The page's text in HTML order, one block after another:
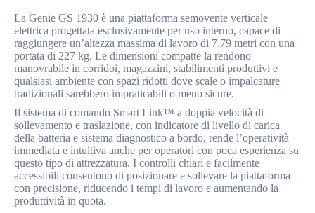
La Genie GS 1930 è una piattaforma semovente verticale
elettrica progettata esclusivamente per uso interno, capace di
raggiungere un’altezza massima di lavoro di 7,79 metri con una
portata di 227 kg. Le dimensioni compatte la rendono
manovrabile in corridoi, magazzini, stabilimenti produttivi e
qualsiasi ambiente con spazi ridotti dove scale o impalcature
tradizionali sarebbero impraticabili o meno sicure.
Il sistema di comando Smart Link™ a doppia velocità di
sollevamento e traslazione, con indicatore di livello di carica
della batteria e sistema diagnostico a bordo, rende l’operatività
immediata e intuitiva anche per operatori con poca esperienza su
questo tipo di attrezzatura. I controlli chiari e facilmente
accessibili consentono di posizionare e sollevare la piattaforma
con precisione, riducendo i tempi di lavoro e aumentando la
produttività in quota.